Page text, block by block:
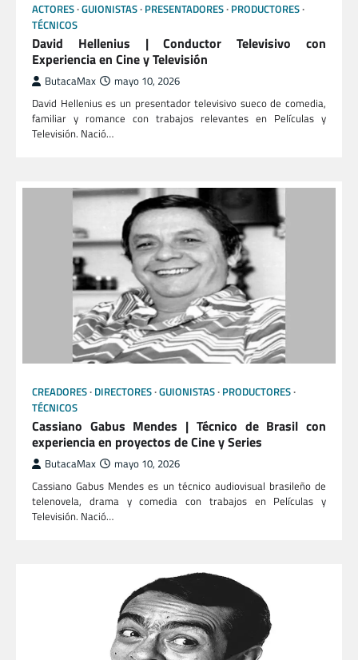
ACTORES GUIONISTAS PRESENTADORES PRODUCTORES
TÉCNICOS
David Hellenius | Conductor Televisivo con
Experiencia en Cine y Televisión
ButacaMax mayo 10, 2026
David Hellenius es un presentador televisivo sueco de comedia,
familiar y romance con trabajos relevantes en Películas y
Televisión. Nació…
CREADORES DIRECTORES GUIONISTAS PRODUCTORES
TÉCNICOS
Cassiano Gabus Mendes | Técnico de Brasil con
experiencia en proyectos de Cine y Series
ButacaMax mayo 10, 2026
Cassiano Gabus Mendes es un técnico audiovisual brasileño de
telenovela, drama y comedia con trabajos en Películas y
Televisión. Nació…